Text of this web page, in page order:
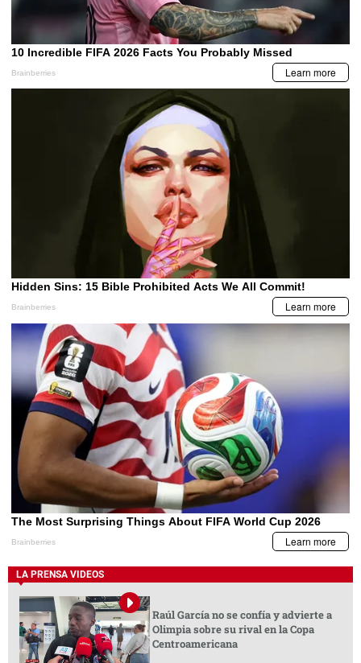
LA PRENSA VIDEOS
Raúl García no se confía y advierte a
Olimpia sobre su rival en la Copa
Centroamericana